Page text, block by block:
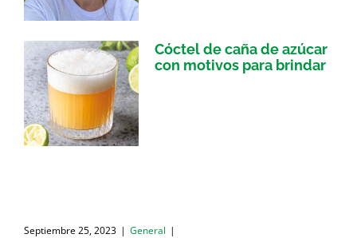
Cóctel de caña de azúcar
con motivos para brindar
Septiembre 25, 2023 | General |